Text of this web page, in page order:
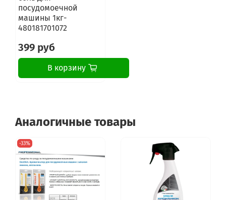
посудомоечной
машины 1кг-
480181701072
399 руб
В корзину
Аналогичные товары
-33%